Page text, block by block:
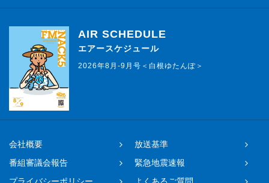
AIR SCHEDULE
エアースケジュール
2026年8月-9月号＜白根ゆたんぽ＞
会社概要
放送基準
番組審議会報告
緊急地震速報